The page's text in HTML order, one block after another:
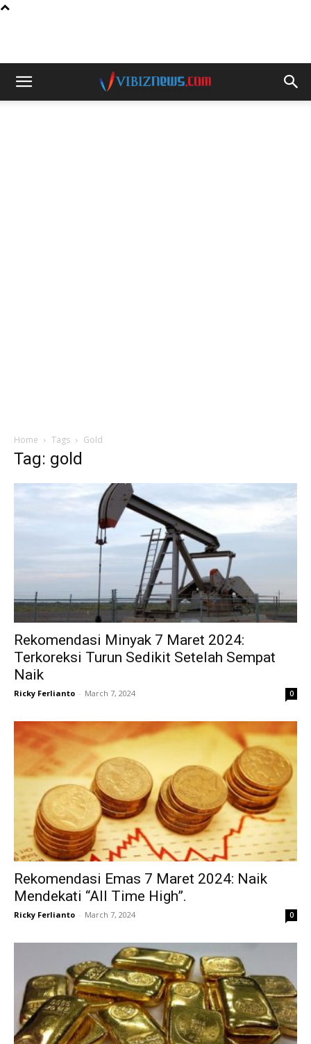
Home Tags Gold
Tag: gold
Rekomendasi Minyak 7 Maret 2024:
Terkoreksi Turun Sedikit Setelah Sempat
Naik
Ricky Ferlianto - March 7, 2024 0
Rekomendasi Emas 7 Maret 2024: Naik
Mendekati “All Time High”.
Ricky Ferlianto - March 7, 2024 0